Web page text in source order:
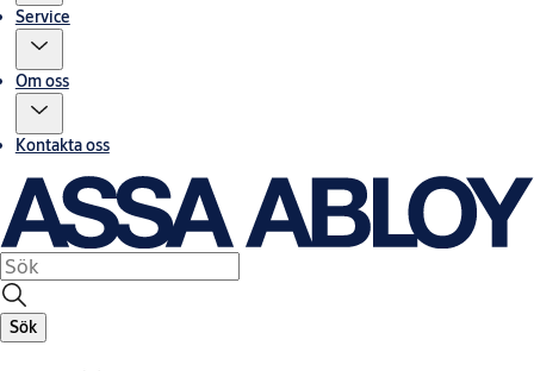
Service
Om oss
Kontakta oss
Sök